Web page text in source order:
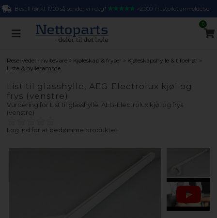
Bestill før kl. 17.00 så sender vi i dag* >2.000 Trustpilot anmeldelser
0
Reservedel - hvitevare » Kjøleskap & fryser » Kjøleskapshylle & tilbehør »
Liste & hylleramme
List til glasshylle, AEG-Electrolux kjøl og
frys (venstre)
Vurdering for List til glasshylle, AEG-Electrolux kjøl og frys
(venstre)
Log ind for at bedømme produktet